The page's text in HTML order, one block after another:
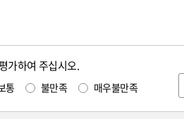
가하여 주십시오.
통 불만족 매우불만족